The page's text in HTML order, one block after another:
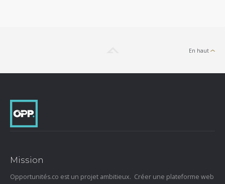
En haut
Mission
Opportunités.co est un projet ambitieux. Créer une plateforme web